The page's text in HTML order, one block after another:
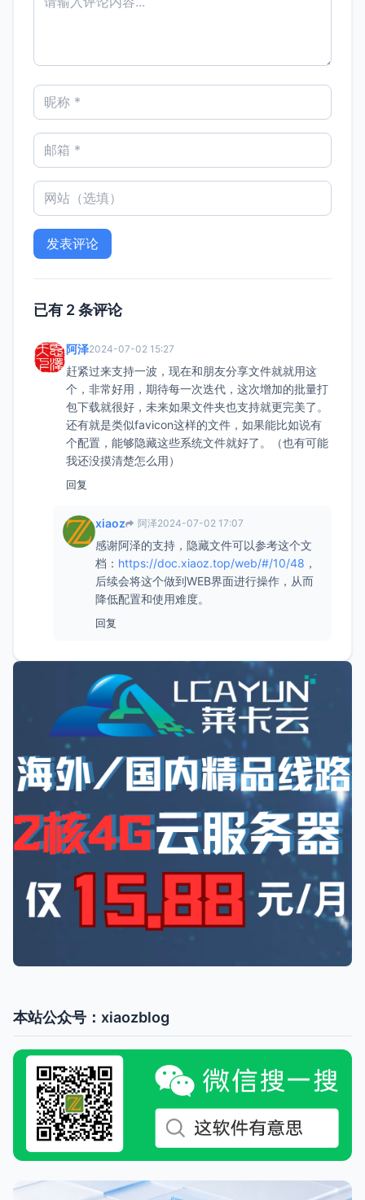
已有 2 条评论
阿泽2024-07-02 15:27
赶紧过来支持一波，现在和朋友分享文件就就用这
个，非常好用，期待每一次迭代，这次增加的批量打
包下载就很好，未来如果文件夹也支持就更完美了。
还有就是类似favicon这样的文件，如果能比如说有
个配置，能够隐藏这些系统文件就好了。（也有可能
我还没摸清楚怎么用）
回复
xiaoz 阿泽2024-07-02 17:07
感谢阿泽的支持，隐藏文件可以参考这个文
档： https://doc.xiaoz.top/web/#/10/48 ，
后续会将这个做到WEB界面进行操作，从而
降低配置和使用难度。
回复
本站公众号：xiaozblog